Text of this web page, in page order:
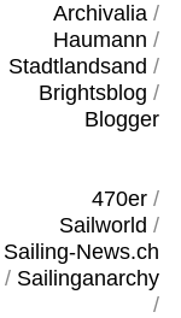
Archivalia/
Haumann /
Stadtlandsand /
Brightsblog /
Blogger
470er/
Sailworld /
Sailing-News.ch
/ Sailinganarchy
/